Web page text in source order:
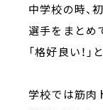
中学校の時、
選手をまとめ
「格好良い！
学校では筋肉